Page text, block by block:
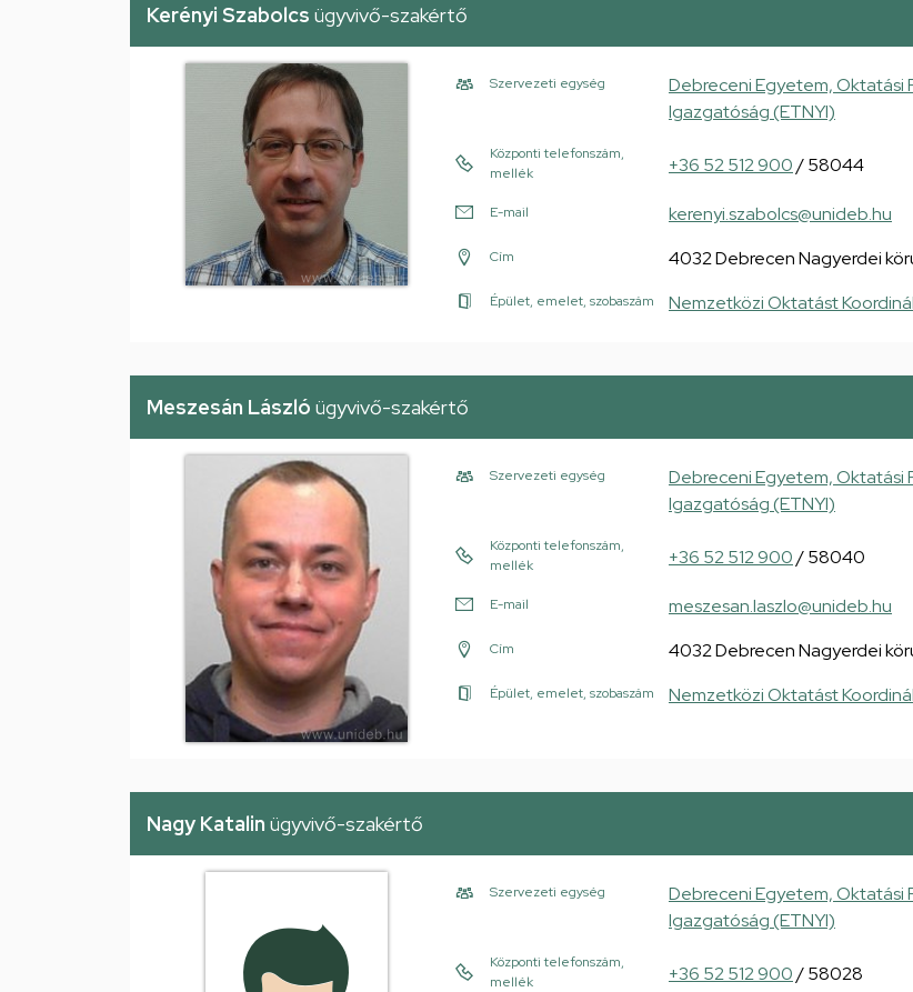
Kerényi Szabolcs ügyvivő-szakértő
Szervezeti egység
Debreceni Egyetem, Oktatási
Igazgatóság (ETNYI)
Központi telefonszám,
mellék
+36 52 512 900/ 58044
E-mail kerenyi.szabolcs@unideb.hu
Cím 4032 Debrecen Nagyerdei
Épület, emelet, szobaszám Nemzetközi Oktatást
Meszesán László ügyvivő-szakértő
Szervezeti egység
Debreceni Egyetem, Oktatási
Igazgatóság (ETNYI)
Központi telefonszám,
mellék
+36 52 512 900/ 58040
E-mail meszesan.laszlo@unideb.hu
Cím 4032 Debrecen Nagyerdei
Épület, emelet, szobaszám Nemzetközi Oktatást
Nagy Katalin ügyvivő-szakértő
Szervezeti egység
Debreceni Egyetem, Oktatási
Igazgatóság (ETNYI)
Központi telefonszám,
mellék
+36 52 512 900/ 58028